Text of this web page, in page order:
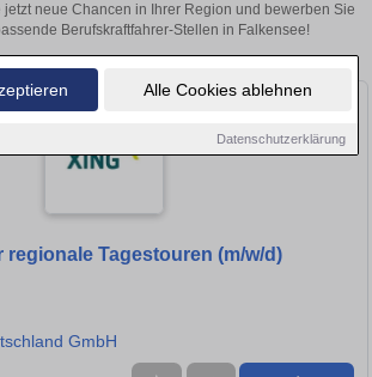
Alle Cookies ablehnen
Datenschutzerklärung
jetzt neue Chancen in Ihrer Region und bewerben Sie
Berufskraftfahrer-Stellen in Falkensee!
regionale Tagestouren (m/w/d)
GmbH